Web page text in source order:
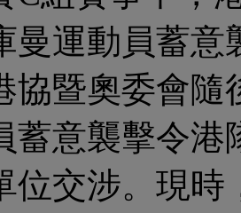
曼運動員蓄意
協暨奧委會隨
蓄意襲擊令港
位交涉。現時